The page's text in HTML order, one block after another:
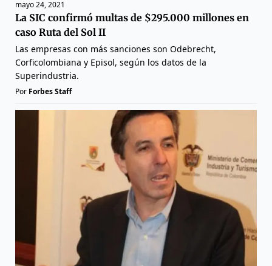
mayo 24, 2021
La SIC confirmó multas de $295.000 millones en
caso Ruta del Sol II
Las empresas con más sanciones son Odebrecht,
Corficolombiana y Episol, según los datos de la
Superindustria.
Por Forbes Staff